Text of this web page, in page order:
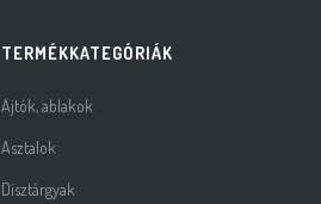
TERMÉKKATEGÓRIÁK
Ajtók, ablakok
Asztalok
Dísztárgyak